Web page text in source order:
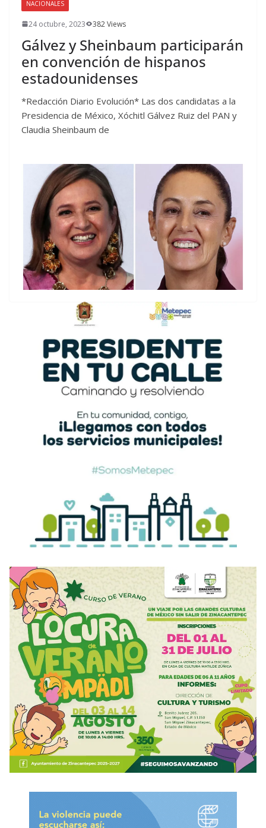
NACIONALES
24 octubre, 2023 382 Views
Gálvez y Sheinbaum participarán
en convención de hispanos
estadounidenses
*Redacción Diario Evolución* Las dos candidatas a la
Presidencia de México, Xóchitl Gálvez Ruiz del PAN y
Claudia Sheinbaum de